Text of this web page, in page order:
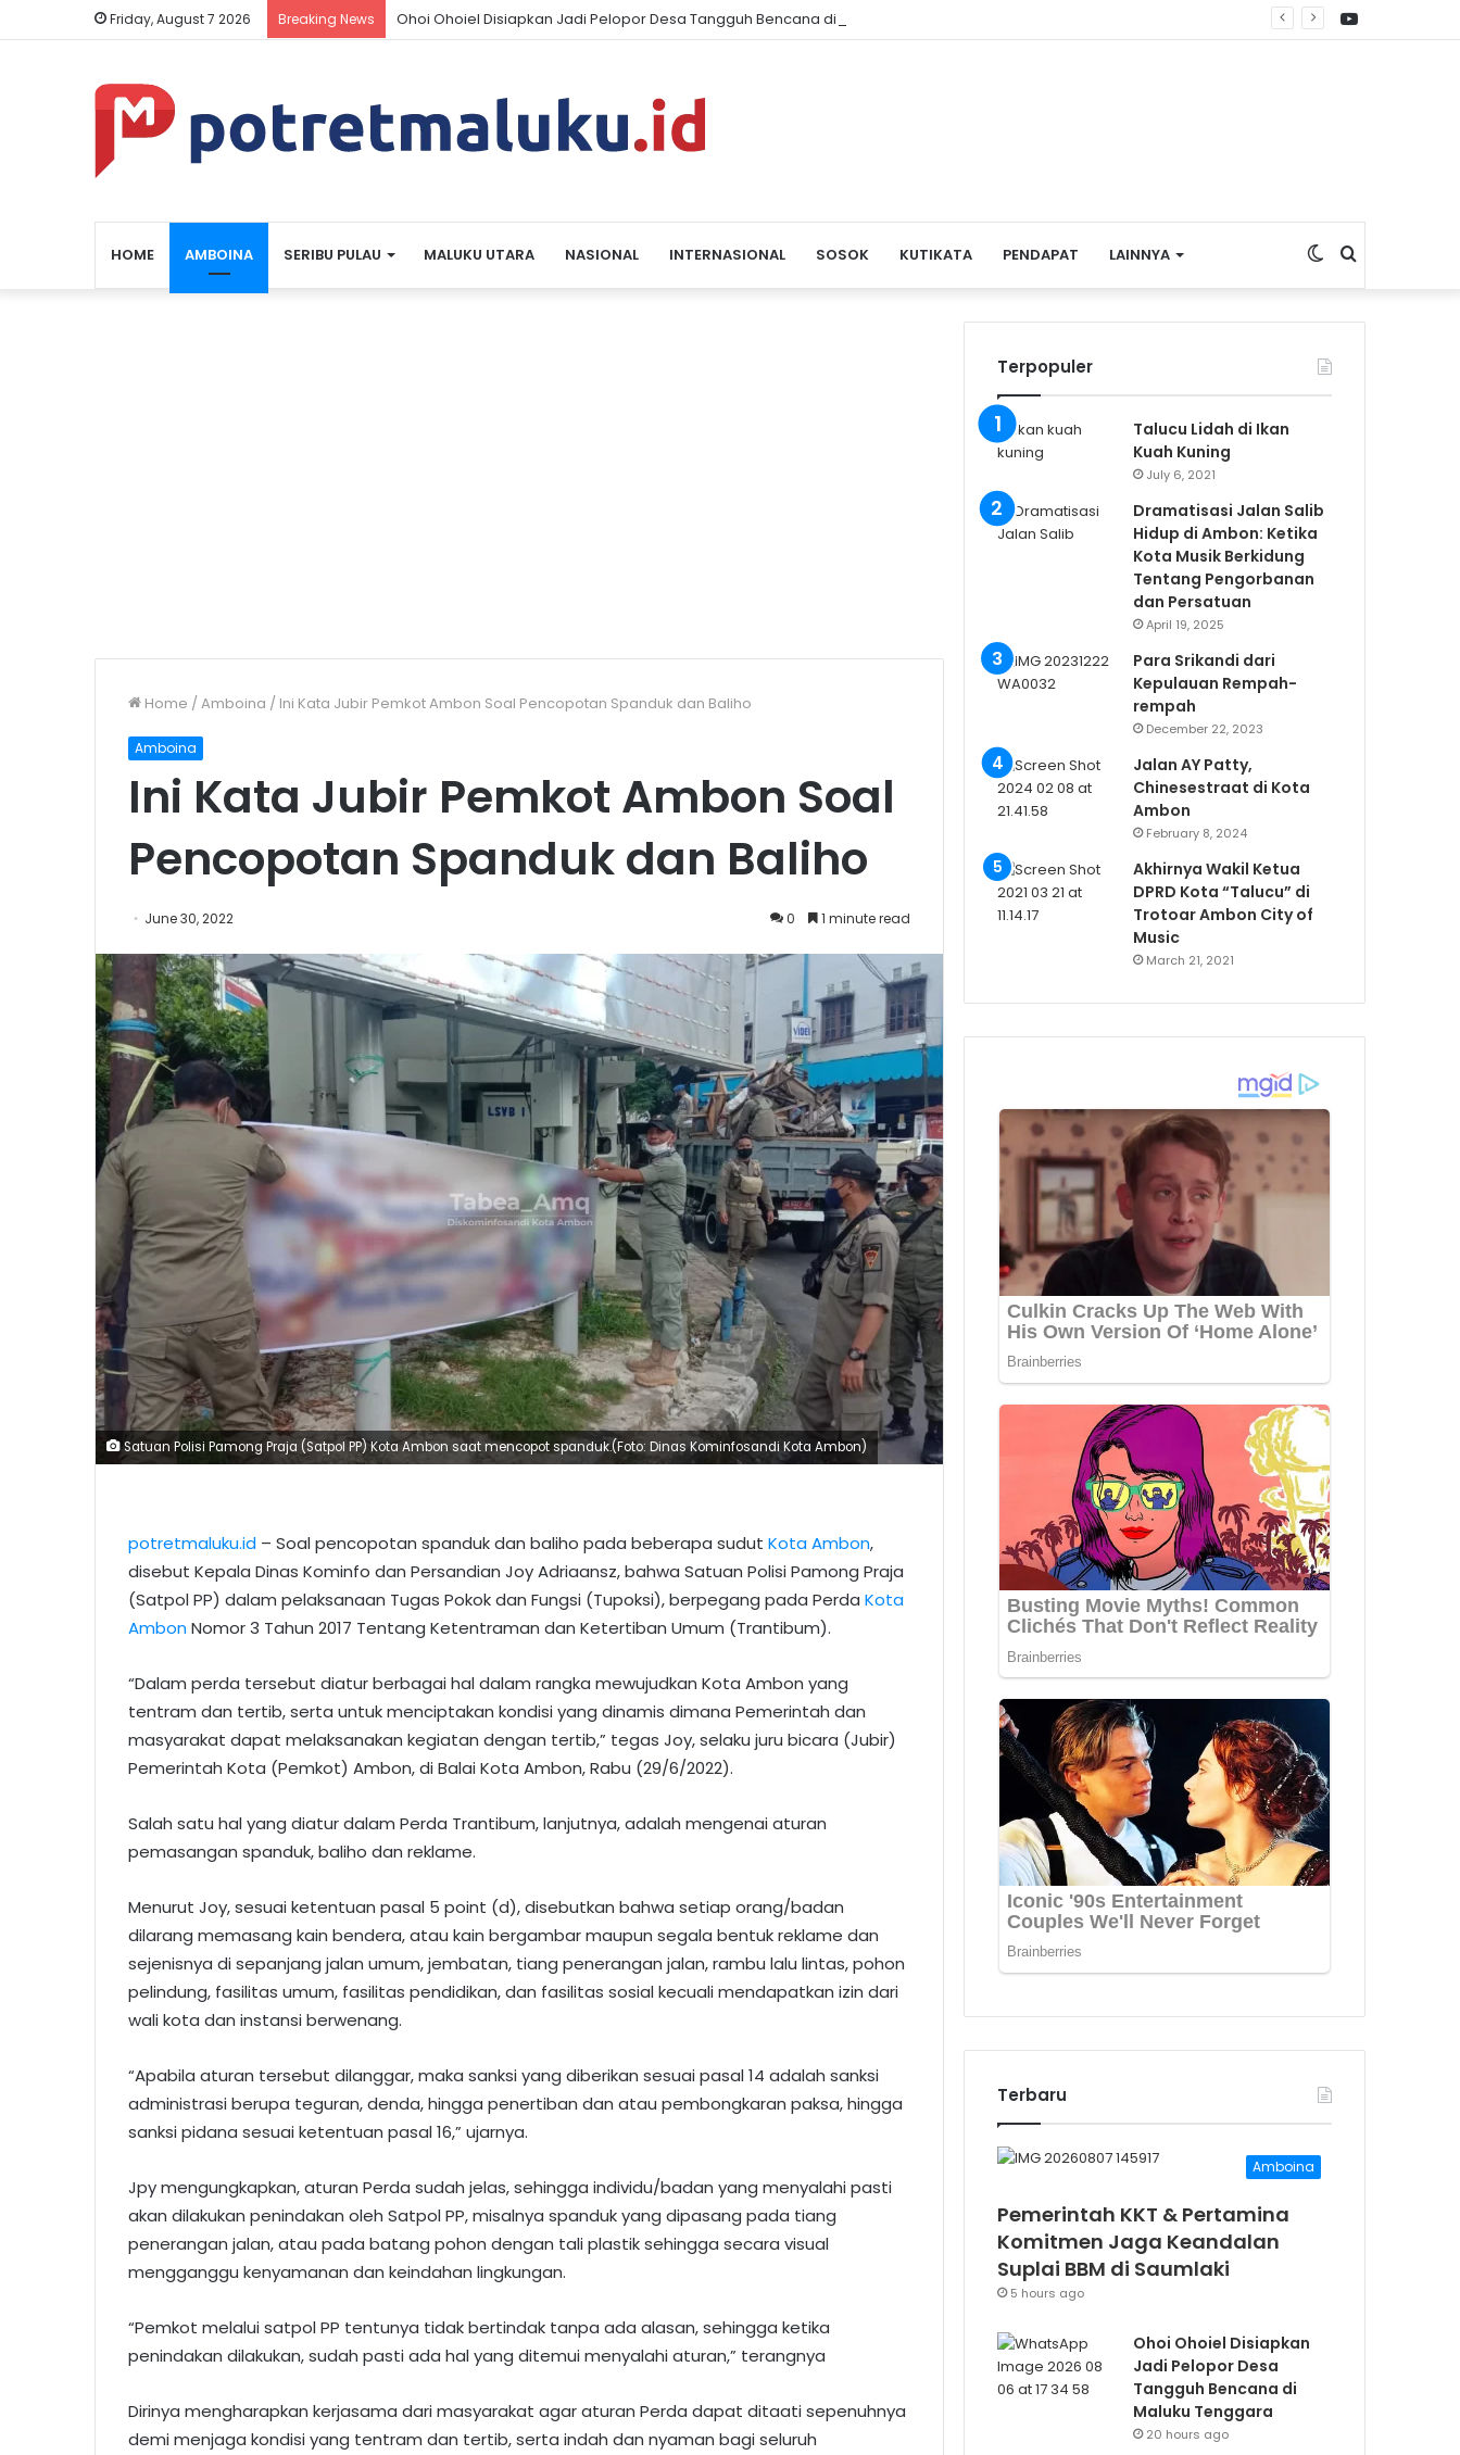
Friday, August 7 2026 Breaking News Ohoi Ohoiel Disiapkan Jadi Pelopor Desa Tangguh Bencana di Maluku Tenggara
HOME AMBOINA SERIBU PULAU MALUKU UTARA NASIONAL INTERNASIONAL SOSOK KUTIKATA PENDAPAT LAINNYA Search
for
Switch
skin
Home /Amboina / Ini Kata Jubir Pemkot Ambon Soal Pencopotan Spanduk dan Baliho
Amboina
Ini Kata Jubir Pemkot Ambon Soal
Pencopotan Spanduk dan Baliho
June 30, 2022 0 1 minute read
Satuan Polisi Pamong Praja (Satpol PP) Kota Ambon saat mencopot spanduk.(Foto: Dinas Kominfosandi Kota Ambon)
potretmaluku.id – Soal pencopotan spanduk dan baliho pada beberapa sudut Kota Ambon,
disebut Kepala Dinas Kominfo dan Persandian Joy Adriaansz, bahwa Satuan Polisi Pamong Praja
(Satpol PP) dalam pelaksanaan Tugas Pokok dan Fungsi (Tupoksi), berpegang pada Perda Kota
AmbonNomor 3 Tahun 2017 Tentang Ketentraman dan Ketertiban Umum (Trantibum).
“Dalam perda tersebut diatur berbagai hal dalam rangka mewujudkan Kota Ambon yang
tentram dan tertib, serta untuk menciptakan kondisi yang dinamis dimana Pemerintah dan
masyarakat dapat melaksanakan kegiatan dengan tertib,” tegas Joy, selaku juru bicara (Jubir)
Pemerintah Kota (Pemkot) Ambon, di Balai Kota Ambon, Rabu (29/6/2022).
Salah satu hal yang diatur dalam Perda Trantibum, lanjutnya, adalah mengenai aturan
pemasangan spanduk, baliho dan reklame.
Menurut Joy, sesuai ketentuan pasal 5 point (d), disebutkan bahwa setiap orang/badan
dilarang memasang kain bendera, atau kain bergambar maupun segala bentuk reklame dan
sejenisnya di sepanjang jalan umum, jembatan, tiang penerangan jalan, rambu lalu lintas, pohon
pelindung, fasilitas umum, fasilitas pendidikan, dan fasilitas sosial kecuali mendapatkan izin dari
wali kota dan instansi berwenang.
“Apabila aturan tersebut dilanggar, maka sanksi yang diberikan sesuai pasal 14 adalah sanksi
administrasi berupa teguran, denda, hingga penertiban dan atau pembongkaran paksa, hingga
sanksi pidana sesuai ketentuan pasal 16,” ujarnya.
Jpy mengungkapkan, aturan Perda sudah jelas, sehingga individu/badan yang menyalahi pasti
akan dilakukan penindakan oleh Satpol PP, misalnya spanduk yang dipasang pada tiang
penerangan jalan, atau pada batang pohon dengan tali plastik sehingga secara visual
mengganggu kenyamanan dan keindahan lingkungan.
“Pemkot melalui satpol PP tentunya tidak bertindak tanpa ada alasan, sehingga ketika
penindakan dilakukan, sudah pasti ada hal yang ditemui menyalahi aturan,” terangnya
Dirinya mengharapkan kerjasama dari masyarakat agar aturan Perda dapat ditaati sepenuhnya
demi menjaga kondisi yang tentram dan tertib, serta indah dan nyaman bagi seluruh
Terpopuler
Talucu Lidah di Ikan
Kuah Kuning
July 6, 2021
Dramatisasi Jalan Salib
Hidup di Ambon: Ketika
Kota Musik Berkidung
Tentang Pengorbanan
dan Persatuan
April 19, 2025
Para Srikandi dari
Kepulauan Rempah-
rempah
December 22, 2023
Jalan AY Patty,
Chinesestraat di Kota
Ambon
February 8, 2024
Akhirnya Wakil Ketua
DPRD Kota “Talucu” di
Trotoar Ambon City of
Music
March 21, 2021
Terbaru
Amboina
Pemerintah KKT & Pertamina
Komitmen Jaga Keandalan
Suplai BBM di Saumlaki
5 hours ago
Ohoi Ohoiel Disiapkan
Jadi Pelopor Desa
Tangguh Bencana di
Maluku Tenggara
20 hours ago